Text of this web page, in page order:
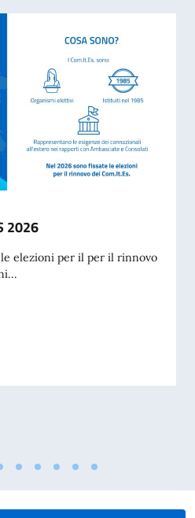
2026
elezioni per il per il rinnovo
2026